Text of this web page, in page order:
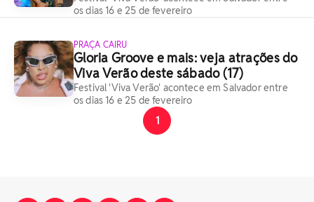
os dias 16 e 25 de fevereiro
PRAÇA CAIRU
Gloria Groove e mais: veja atrações do
Viva Verão deste sábado (17)
Festival 'Viva Verão' acontece em Salvador entre
os dias 16 e 25 de fevereiro
1